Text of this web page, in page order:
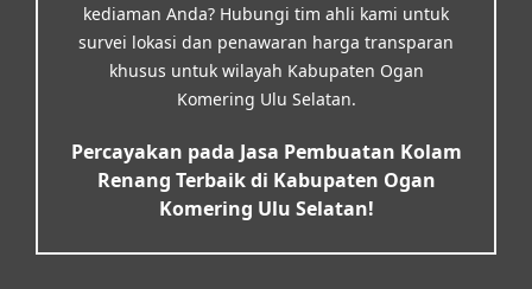
kediaman Anda? Hubungi tim ahli kami untuk
survei lokasi dan penawaran harga transparan
khusus untuk wilayah Kabupaten Ogan
Komering Ulu Selatan.
Percayakan pada Jasa Pembuatan Kolam
Renang Terbaik di Kabupaten Ogan
Komering Ulu Selatan!